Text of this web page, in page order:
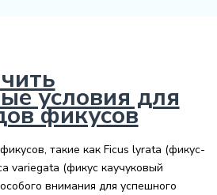
условия для
фикусов
такие как Ficus lyrata (фикус-
variegata (фикус каучуковый
внимания для успешного